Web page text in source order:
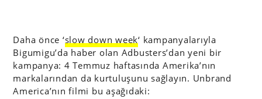
Daha önce ‘slow down week‘ kampanyalarıyla
Bigumigu’da haber olan Adbusters’dan yeni bir
kampanya: 4 Temmuz haftasında Amerika’nın
markalarından da kurtuluşunu sağlayın. Unbrand
America’nın filmi bu aşağıdaki: